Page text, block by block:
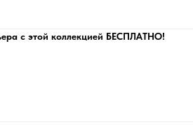
с этой коллекцией БЕСПЛАТНО!